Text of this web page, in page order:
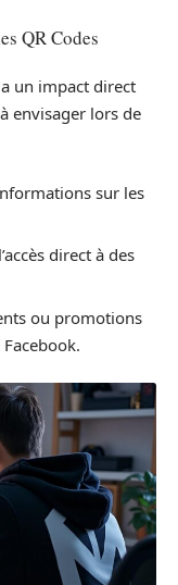
QR Codes
un impact direct
envisager lors de
sur les
direct à des
ou promotions